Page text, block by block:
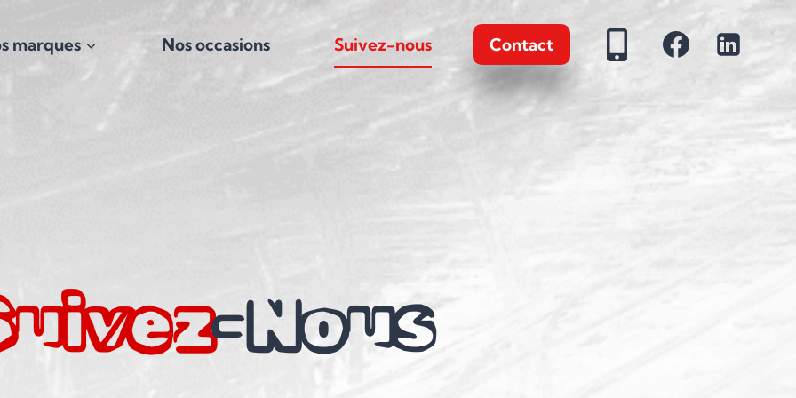
marques Nos occasions Suivez-nous Contact
-nous